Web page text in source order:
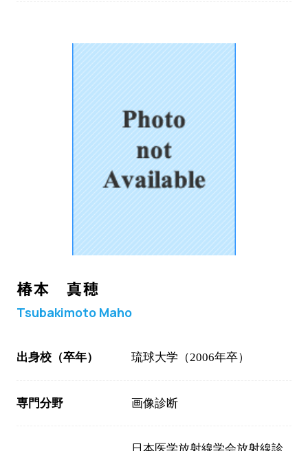
椿本 真穂
Tsubakimoto Maho
出身校（卒年） 琉球大学（2006年卒）
専門分野 画像診断